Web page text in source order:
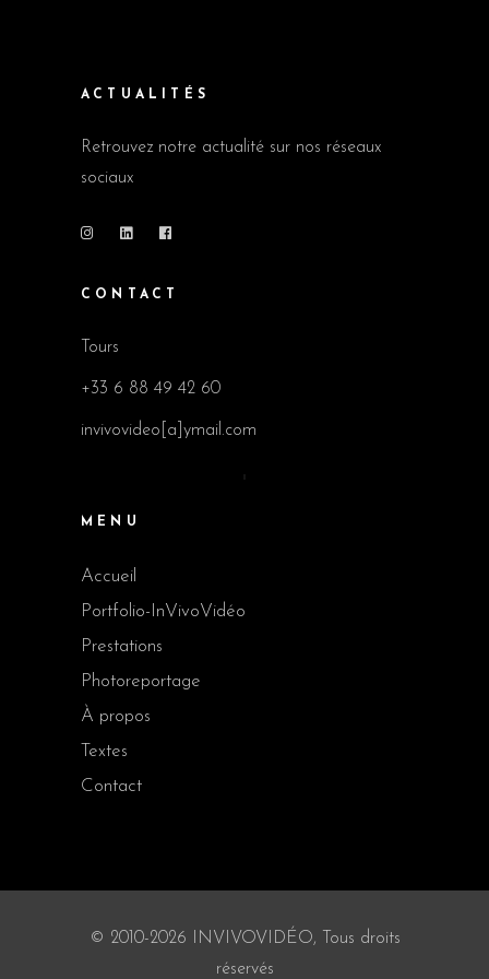
ACTUALITÉS
Retrouvez notre actualité sur nos réseaux
sociaux
CONTACT
Tours
+33 6 88 49 42 60
invivovideo[a]ymail.com
MENU
Accueil
Portfolio-InVivoVidéo
Prestations
Photoreportage
À propos
Textes
Contact
© 2010-2026 INVIVOVIDÉO, Tous droits
réservés